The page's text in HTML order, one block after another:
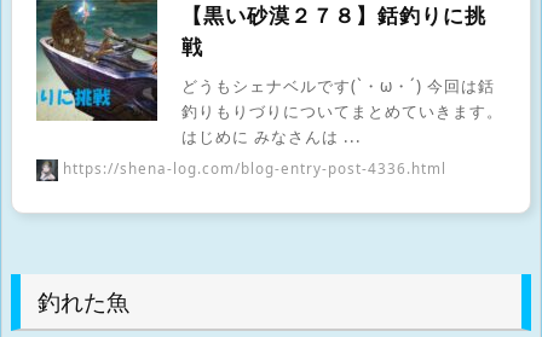
【黒い砂漠２７８】銛釣りに挑
戦
どうもシェナベルです(`・ω・´) 今回は銛
釣りもりづりについてまとめていきます。
はじめに みなさんは ...
https://shena-log.com/blog-entry-post-4336.html
釣れた魚